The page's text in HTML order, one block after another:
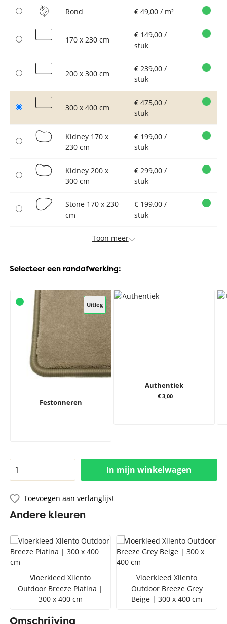
Rond € 49,00 / m²
170 x 230 cm
€ 149,00 /
stuk
200 x 300 cm
€ 239,00 /
stuk
300 x 400 cm
€ 475,00 /
stuk
Kidney 170 x
230 cm
€ 199,00 /
stuk
Kidney 200 x
300 cm
€ 299,00 /
stuk
Stone 170 x 230
cm
€ 199,00 /
stuk
Toon meer
Selecteer een randafwerking:
Uitleg
Festonneren
Authentiek
€ 3,00
In mijn winkelwagen
Toevoegen aan verlanglijst
Andere kleuren
Vloerkleed Xilento
Outdoor Breeze Platina |
300 x 400 cm
Vloerkleed Xilento
Outdoor Breeze Grey
Beige | 300 x 400 cm
Omschrijving